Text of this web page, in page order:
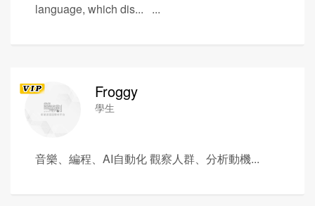
language, which dis... ...
Froggy
學生
音樂、編程、AI自動化 觀察人群、分析動機...